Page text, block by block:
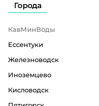
Города
КавМинВоды
Ессентуки
Железноводск
Иноземцево
Кисловодск